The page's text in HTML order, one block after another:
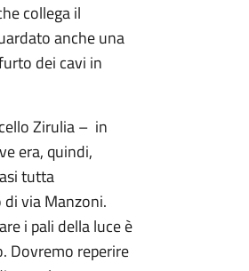
collega il
anche una
dei cavi in
Zirulia – in
era, quindi,
tutta
via Manzoni.
i pali della luce è
Dovremo reperire